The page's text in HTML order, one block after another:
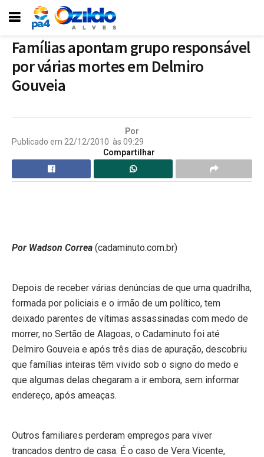
Famílias apontam grupo responsável
por várias mortes em Delmiro
Gouveia
Por
Publicado em 22/12/2010 às 09:29
Compartilhar
Por Wadson Correa (cadaminuto.com.br)
Depois de receber várias denúncias de que uma quadrilha,
formada por policiais e o irmão de um político, tem
deixado parentes de vítimas assassinadas com medo de
morrer, no Sertão de Alagoas, o Cadaminuto foi até
Delmiro Gouveia e após três dias de apuração, descobriu
que famílias inteiras têm vivido sob o signo do medo e
que algumas delas chegaram a ir embora, sem informar
endereço, após ameaças.
Outros familiares perderam empregos para viver
trancados dentro de casa. É o caso de Vera Vicente,